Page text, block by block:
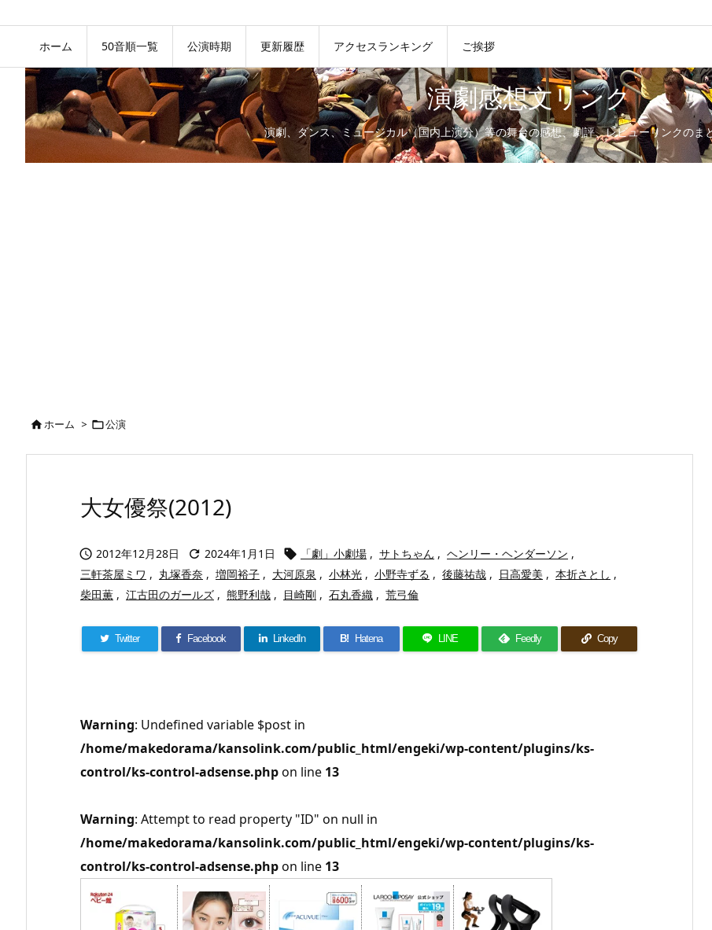
ホーム 50音順一覧 公演時期 更新履歴 アクセスランキング ご挨拶
演劇感想文リンク
演劇、ダンス、ミュージカル（国内上演分）等の舞台の感想、劇評、レビューリンクのま
ホーム > 公演
大女優祭(2012)
 2012年12月28日  2024年1月1日  「劇」小劇場 , サトちゃん , ヘンリー・ヘンダーソン ,
三軒茶屋ミワ , 丸塚香奈 , 増岡裕子 , 大河原泉 , 小林光 , 小野寺ずる , 後藤祐哉 , 日高愛美 , 本折さとし ,
柴田薫 , 江古田のガールズ , 熊野利哉 , 目崎剛 , 石丸香織 , 荒弓倫
Twitter Facebook LinkedIn B! Hatena LINE Feedly Copy
Warning: Undefined variable $post in
/home/makedorama/kansolink.com/public_html/engeki/wp-content/plugins/ks-
control/ks-control-adsense.phpon line 13
Warning: Attempt to read property "ID" on null in
/home/makedorama/kansolink.com/public_html/engeki/wp-content/plugins/ks-
control/ks-control-adsense.phpon line 13